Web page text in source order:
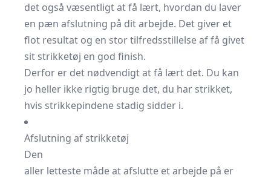
det også væsentligt at få lært, hvordan du laver
en pæn afslutning på dit arbejde. Det giver et
flot resultat og en stor tilfredsstillelse af få givet
sit strikketøj en god finish.
Derfor er det nødvendigt at få lært det. Du kan
jo heller ikke rigtig bruge det, du har strikket,
hvis strikkepindene stadig sidder i.
Afslutning af strikketøj
Den
aller letteste måde at afslutte et arbejde på er